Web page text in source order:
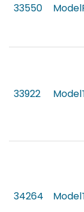
33550
33922
34264